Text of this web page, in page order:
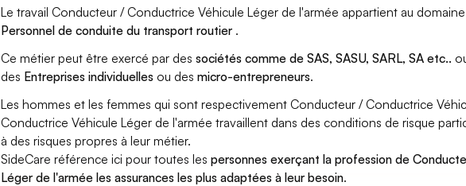
Le travail Conducteur / Conductrice Véhicule Léger de l'armée appartient au
Personnel de conduite du transport routier .
Ce métier peut être exercé par dessociétés comme de SAS, SASU, SARL, SA etc..
des Entreprises individuelles ou desmicro-entrepreneurs.
Les hommes et les femmes qui sont respectivement Conducteur / Conductrice
Conductrice Véhicule Léger de l'armée travaillent dans des conditions de risque
à des risques propres à leur métier.
SideCare référence ici pour toutes lespersonnes exerçant la profession de
Léger de l'armée les assurances les plus adaptées à leur besoin.